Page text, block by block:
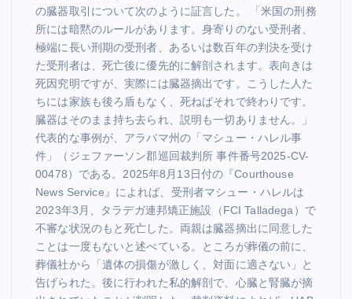
の臓器取引について次のように証言した。 「米国の刑務
所には暗黙のルールがあります。身寄りのない受刑者、
極端に長い刑期の受刑者、あるいは数百年の判決を受け
た受刑者は、死亡後に優先的に解剖されます。表向きは
死因究明ですが、実際には臓器摘出です。こうした人た
ちには家族も後ろ盾もなく、死ねばそれで終わりです。
臓器はそのまま持ち去られ、説明も一切ありません。」
代表的な事例が、アラバマ州の「マシュー・ハレル事
件」（ジェファーソン郡巡回裁判所 事件番号2025-CV-
00478）である。2025年8月13日付の『Courthouse
News Service』によれば、受刑者マシュー・ハレルは
2023年3月、タラデガ連邦矯正施設（FCI Talladega）で
不審な状況のもと死亡した。両親は臓器摘出に同意した
ことは一度もないと述べている。ところが葬儀の前に、
葬儀社から「遺体の損傷が激しく、対面に適さない」と
告げられた。後に行われた私的解剖で、心臓と腎臓が摘